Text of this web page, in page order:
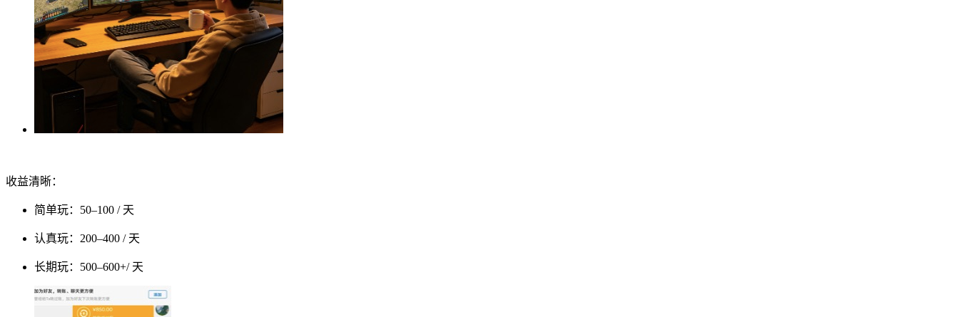
收益清晰：
简单玩：50–100 / 天
认真玩：200–400 / 天
长期玩：500–600+/ 天